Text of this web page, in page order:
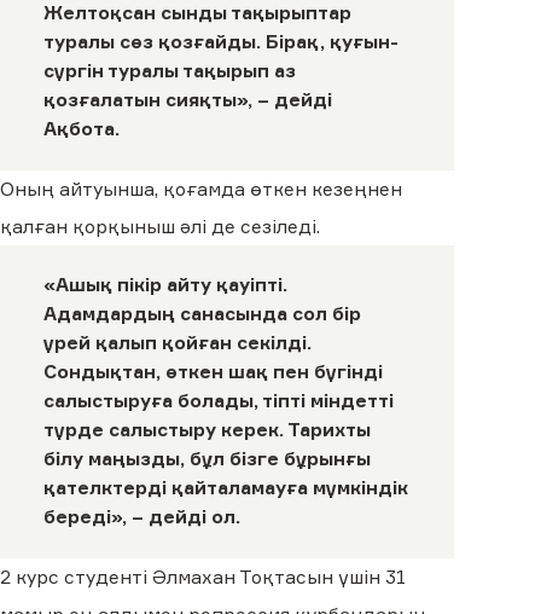
Желтоқсан сынды тақырыптар
туралы сөз қозғайды. Бірақ, қуғын-
сүргін туралы тақырып аз
қозғалатын сияқты», – дейді
Ақбота.
Оның айтуынша, қоғамда өткен кезеңнен
қалған қорқыныш әлі де сезіледі.
«Ашық пікір айту қауіпті.
Адамдардың санасында сол бір
үрей қалып қойған секілді.
Сондықтан, өткен шақ пен бүгінді
салыстыруға болады, тіпті міндетті
түрде салыстыру керек. Тарихты
білу маңызды, бұл бізге бұрынғы
қателктерді қайталамауға мүмкіндік
береді», – дейді ол.
2 курс студенті Әлмахан Тоқтасын үшін 31